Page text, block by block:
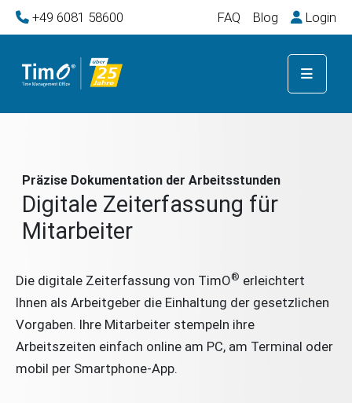
+49 6081 58600 FAQ Blog Login
Präzise Dokumentation der Arbeitsstunden
Digitale Zeiterfassung für
Mitarbeiter
Die digitale Zeiterfassung von TimO® erleichtert
Ihnen als Arbeitgeber die Einhaltung der gesetzlichen
Vorgaben. Ihre Mitarbeiter stempeln ihre
Arbeitszeiten einfach online am PC, am Terminal oder
mobil per Smartphone-App.